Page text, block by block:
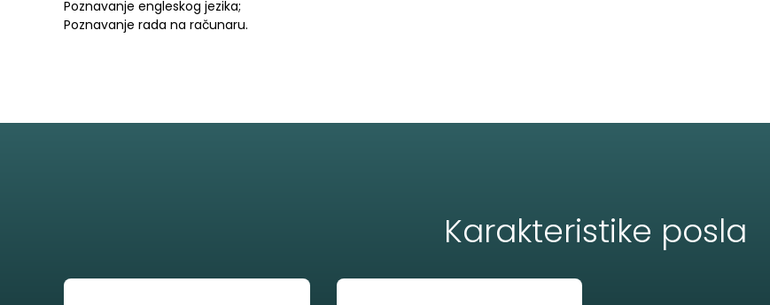
Poznavanje engleskog jezika;
Poznavanje rada na računaru.
Karakteristike posla